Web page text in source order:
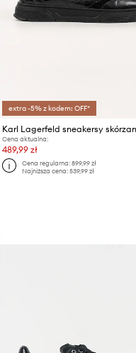
extra -5% z kodem: OFF*
Cena aktualna:
489,99 zł
Cena regularna: 899,99 zł
Najniższa cena: 539,99 zł